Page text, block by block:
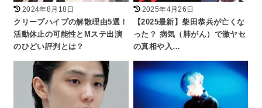
2024年8月18日
クリープハイプの解散理由5選！
活動休止の可能性とMステ出演
のひどい評判とは？
2025年4月26日
【2025最新】柴田恭兵が亡くな
った？ 病気（肺がん）で激ヤセ
の真相や入…